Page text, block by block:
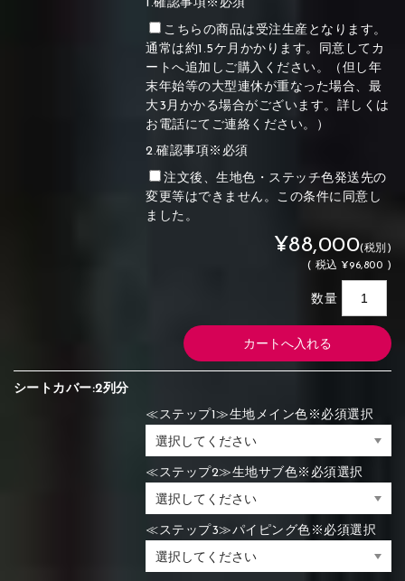
1.確認事項※必須
こちらの商品は受注生産となります。
通常は約1.5ケ月かかります。同意してカ
ートへ追加しご購入ください。（但し年
末年始等の大型連休が重なった場合、最
大3月かかる場合がございます。詳しくは
お電話にてご連絡ください。）
2.確認事項※必須
注文後、生地色・ステッチ色発送先の
変更等はできません。この条件に同意し
ました。
¥88,000(税別)
( 税込 ¥96,800 )
数量
シートカバー:2列分
≪ステップ1≫生地メイン色※必須選択
≪ステップ2≫生地サブ色※必須選択
≪ステップ3≫パイピング色※必須選択